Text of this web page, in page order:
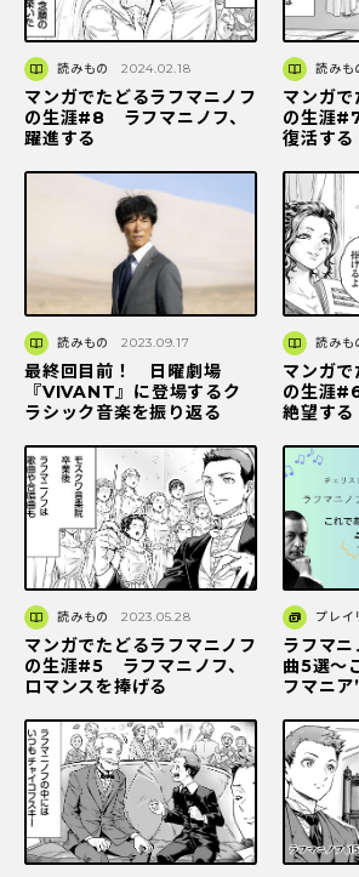
読みもの 2024.02.18
マンガでたどるラフマニノフ
の生涯#8 ラフマニノフ、
躍進する
読みも
マンガ
の生涯
復活する
読みもの 2023.09.17
最終回目前！ 日曜劇場
『VIVANT』に登場するク
ラシック音楽を振り返る
読みも
マンガ
の生涯
絶望する
読みもの 2023.05.28
マンガでたどるラフマニノフ
の生涯#5 ラフマニノフ、
ロマンスを捧げる
プレイ
ラフマ
曲5選〜
フマニア